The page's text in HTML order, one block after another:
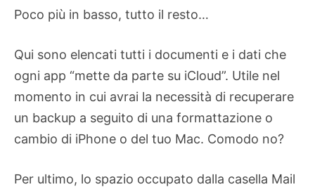
Poco più in basso, tutto il resto…
Qui sono elencati tutti i documenti e i dati che
ogni app “mette da parte su iCloud”. Utile nel
momento in cui avrai la necessità di recuperare
un backup a seguito di una formattazione o
cambio di iPhone o del tuo Mac. Comodo no?
Per ultimo, lo spazio occupato dalla casella Mail